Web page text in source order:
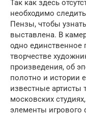
Так как здесь
необходимо
Пензы, чтобы
выставлена. В
одно единственное
творчестве
произведения, об
полотно и истории
известные артисты
московских
элементы игрового